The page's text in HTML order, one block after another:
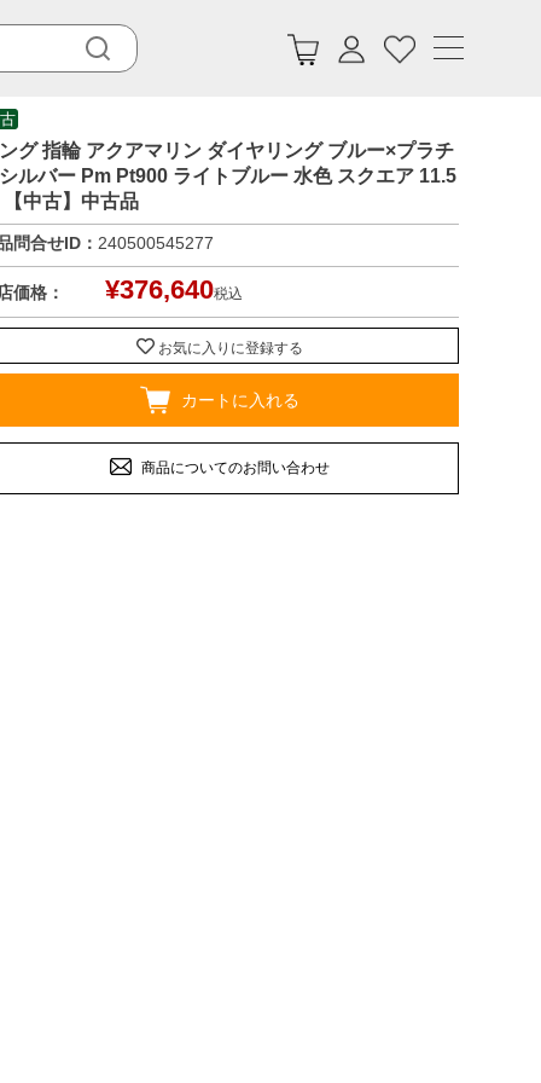
グ 指輪 アクアマリン ダイヤリング ブルー×プラチ
ルバー Pm Pt900 ライトブルー 水色 スクエア 11.5
【中古】中古品
問合せID： 240500545277
価格： ¥376,640税込
お気に入りに登録する
カートに入れる
商品についてのお問い合わせ